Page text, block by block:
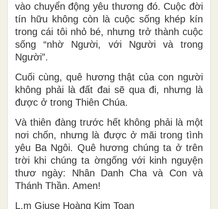
vào chuyển động yêu thương đó. Cuộc đời
tín hữu không còn là cuộc sống khép kín
trong cái tôi nhỏ bé, nhưng trở thành cuộc
sống “nhờ Người, với Người và trong
Người”.
Cuối cùng, quê hương thật của con người
không phải là đất đai sẽ qua đi, nhưng là
được ở trong Thiên Chúa.
Và thiên đàng trước hết không phải là một
nơi chốn, nhưng là được ở mãi trong tình
yêu Ba Ngôi. Quê hương chúng ta ở trên
trời khi chúng ta ờngống với kinh nguyện
thươ ngày: Nhân Danh Cha và Con và
Thánh Thần. Amen!
L.m Giuse Hoàng Kim Toan